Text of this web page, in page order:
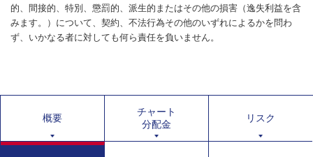
的、間接的、特別、懲罰的、派生的またはその他の損害（逸失利益を含
みます。）について、契約、不法行為その他のいずれによるかを問わ
ず、いかなる者に対しても何ら責任を負いません。
概要
チャート
分配金
リスク